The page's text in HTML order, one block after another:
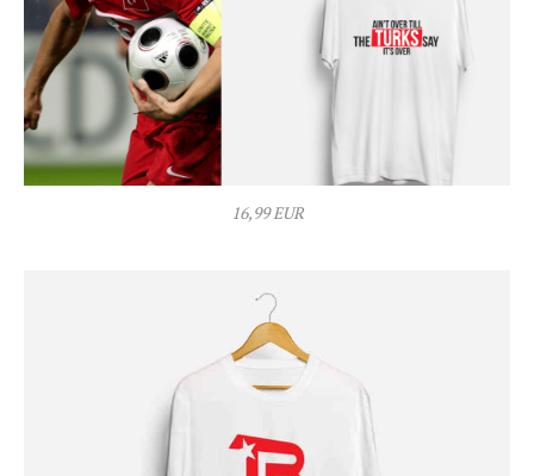
16,99 EUR